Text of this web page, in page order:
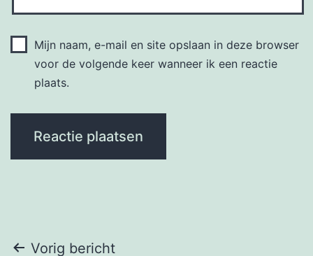
Mijn naam, e-mail en site opslaan in deze browser
voor de volgende keer wanneer ik een reactie
plaats.
Vorig bericht